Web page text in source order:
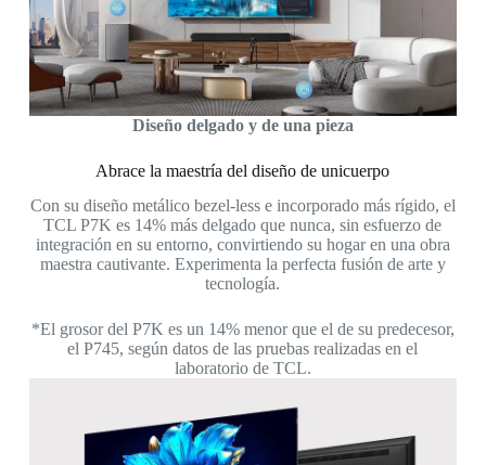
Diseño delgado y de una pieza
Abrace la maestría del diseño de unicuerpo
Con su diseño metálico bezel-less e incorporado más rígido, el
TCL P7K es 14% más delgado que nunca, sin esfuerzo de
integración en su entorno, convirtiendo su hogar en una obra
maestra cautivante. Experimenta la perfecta fusión de arte y
tecnología.
*El grosor del P7K es un 14% menor que el de su predecesor,
el P745, según datos de las pruebas realizadas en el
laboratorio de TCL.